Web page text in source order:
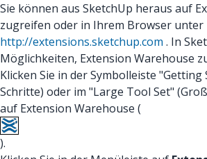
Sie können aus SketchUp heraus auf
zugreifen oder in Ihrem Browser unter
http://extensions.sketchup.com . In
Möglichkeiten, Extension Warehouse
Klicken Sie in der Symbolleiste "Getting
Schritte) oder im "Large Tool Set"
auf Extension Warehouse (
).